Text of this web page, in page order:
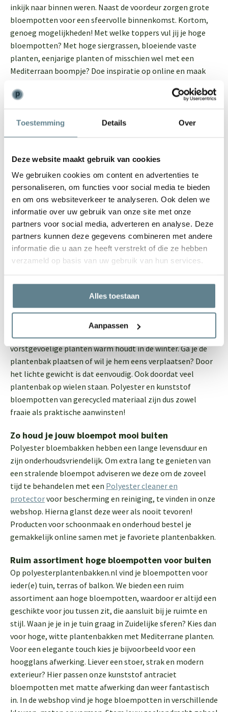
Toestemming Details Over
Deze website maakt gebruik van cookies
We gebruiken cookies om content en advertenties te
personaliseren, om functies voor social media te bieden
en om ons websiteverkeer te analyseren. Ook delen we
informatie over uw gebruik van onze site met onze
partners voor social media, adverteren en analyse. Deze
partners kunnen deze gegevens combineren met andere
informatie die u aan ze heeft verstrekt of die ze hebben
verzameld op basis van uw gebruik van hun services.
Alles toestaan
Aanpassen
inkijk naar binnen weren. Naast de voordeur zorgen grote
bloempotten voor een sfeervolle binnenkomst. Kortom,
genoeg mogelijkheden! Met welke toppers vul jij je hoge
bloempotten? Met hoge siergrassen, bloeiende vaste
planten, eenjarige planten of misschien wel met een
Mediterraan boompje? Doe inspiratie op online en maak
plantenbakken buiten
houten bloembakken. In onze webshop vind je
bloempotten gemaakt van gerecycled materiaal
(kunststof) of polyester. Polyester bloempotten en
bloempotten van gerecycled kunststof brengen veel
voordelen met zich mee, zowel qua uiterlijk als functie. Wat
het eerste punt betreft, hebben polyester plantenbakken
een tijdloze en toch moderne uitstraling. Ze mengen in
ieder exterieur en je raakt er niet snel op uitgekeken.
Gelukkig kun je er ook erg lang van genieten. Kunststof en
levensduur. Je kunt de duurzame bloempotten
probleemloos het hele jaar buiten laten staan. Vorst,
regen, wind of volle zon: de polyester plantenbakken in
onze webshop zijn hier tegen bestand. Bovendien zijn ze
voorzien van een isolatielaag, die de wortels van
vorstgevoelige planten warm houdt in de winter. Ga je de
plantenbak plaatsen of wil je hem eens verplaatsen? Door
het lichte gewicht is dat eenvoudig. Ook doordat veel
plantenbak op wielen staan. Polyester en kunststof
bloempotten van gerecycled materiaal zijn dus zowel
fraaie als praktische aanwinsten!
Zo houd je jouw bloempot mooi buiten
Polyester bloembakken hebben een lange levensduur en
zijn onderhoudsvriendelijk. Om extra lang te genieten van
een stralende bloempot adviseren we deze om de zoveel
tijd te behandelen met een Polyester cleaner en
protectorvoor bescherming en reiniging, te vinden in onze
webshop. Hierna glanst deze weer als nooit tevoren!
Producten voor schoonmaak en onderhoud bestel je
gemakkelijk online samen met je favoriete plantenbakken.
Ruim assortiment hoge bloempotten voor buiten
Op polyesterplantenbakken.nl vind je bloempotten voor
ieder(e) tuin, terras of balkon. We bieden een ruim
assortiment aan hoge bloempotten, waardoor er altijd een
geschikte voor jou tussen zit, die aansluit bij je ruimte en
stijl. Waan je je in je tuin graag in Zuidelijke sferen? Kies dan
voor hoge, witte plantenbakken met Mediterrane planten.
Voor een elegante touch kies je bijvoorbeeld voor een
hoogglans afwerking. Liever een stoer, strak en modern
exterieur? Hier passen onze kunststof antraciet
bloempotten met matte afwerking dan weer fantastisch
in. In de webshop vind je hoge bloempotten in verschillende